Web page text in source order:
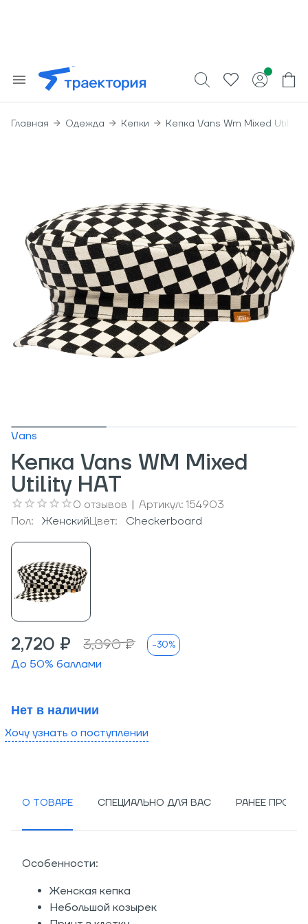
Главная Одежда Кепки Кепка Vans Wm Mixed Utility
Vans
Кепка Vans WM Mixed
Utility HAT
0 отзывов | Артикул: 154903
Пол:
ЖенскийЦвет: Checkerboard
2,720 ₽ 3,890 ₽ -30%
До 50% баллами
Нет в наличии
Хочу узнать о поступлении
О ТОВАРЕ СПЕЦИАЛЬНО ДЛЯ ВАС РАНЕЕ
Особенности:
Женская кепка
Небольшой козырек